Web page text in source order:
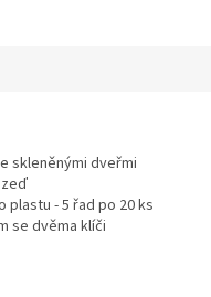
skleněnými dveřmi
- 5 řad po 20 ks
se dvěma klíči